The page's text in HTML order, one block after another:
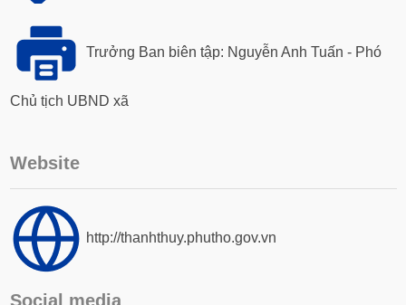
Trưởng Ban biên tập: Nguyễn Anh Tuấn - Phó
Chủ tịch UBND xã
Website
http://thanhthuy.phutho.gov.vn
Social media